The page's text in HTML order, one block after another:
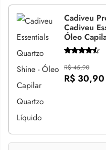
Cadiveu
Cadiveu
Óleo
R$ 45,90
R$ 30,90